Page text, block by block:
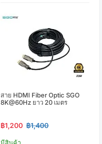
สาย HDMI Fiber Optic SGO
8K@60Hz ยาว 20 เมตร
฿1,200 ฿1,400
มีสินค้า